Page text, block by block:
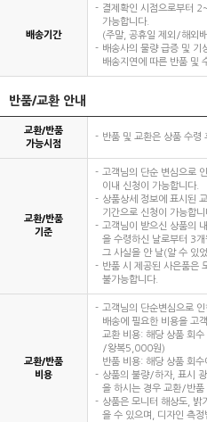
배송기간
결제확인 시점으로부터
가능합니다.
(주말, 공휴일 제외/해외
배송사의 물량 급증 및 기
배송지연에 따른 반품 및
반품/교환 안내
교환/반품
가능시점
반품 및 교환은 상품 수령
교환/반품
기준
고객님의 단순 변심으로
이내 신청이 가능합니다.
상품상세 정보에 표시된
기간으로 신청이 가능합니
고객님이 받으신 상품의
을 수령하신 날로부터 3개
그 사실을 안 날(알 수 있
반품 시 제공된 사은품은
불가능합니다.
교환/반품
비용
고객님의 단순변심으로
배송에 필요한 비용을 고
교환 비용: 해당 상품 회
/왕복5,000원)
반품 비용: 해당 상품 회
상품의 불량/하자, 표시
을 하시는 경우 교환/반품
상품은 모니터 해상도, 밝
을 수 있으며, 디자인 측